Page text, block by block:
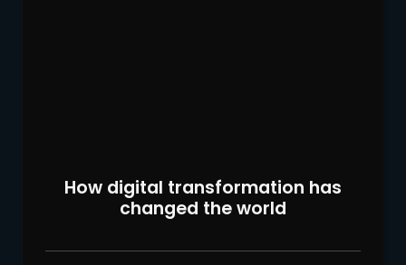
How digital transformation has
changed the world